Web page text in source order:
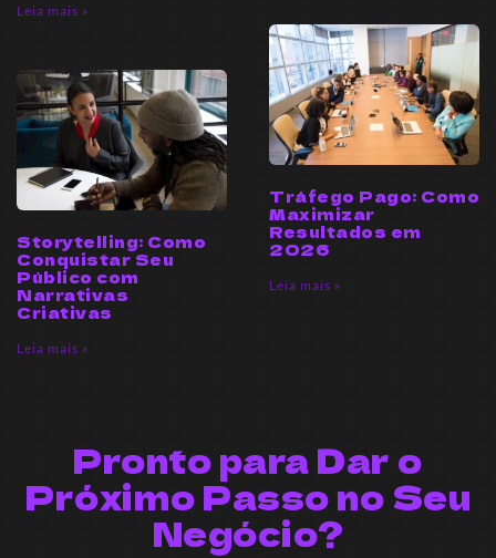
Leia mais »
Storytelling: Como
Conquistar Seu
Público com
Narrativas
Criativas
Leia mais »
Tráfego Pago: Como
Maximizar
Resultados em
2026
Leia mais »
Pronto para Dar o
Próximo Passo no Seu
Negócio?